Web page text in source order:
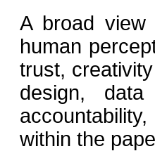
A broad view
human
trust,
design, data
within the